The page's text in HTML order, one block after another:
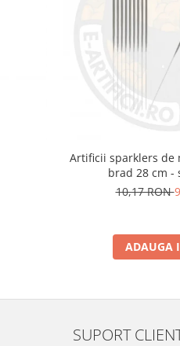
Artificii sparklers de
brad 28 cm -
10,17 RON
ADAUGA
SUPORT